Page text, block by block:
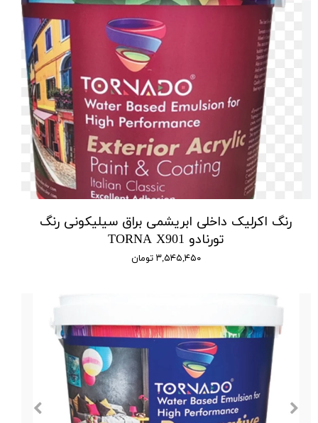
رنگ اکرلیک داخلی ابریشمی براق سیلیکونی رنگ
تورنادو TORNA X901
۳,۵۴۵,۴۵۰ تومان